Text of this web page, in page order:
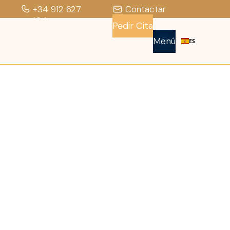
+34 912 627
104
Contactar
Pedir Cita
Menú
ES